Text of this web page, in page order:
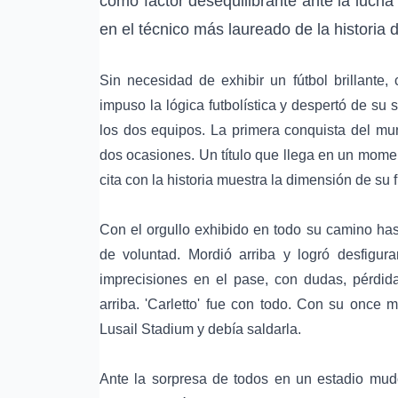
en el técnico más laureado de la historia
Sin necesidad de exhibir un fútbol
impuso la lógica futbolística y despertó de su
los dos equipos. La primera conquista del
dos ocasiones. Un título que llega en un
cita con la historia muestra la dimensión de su
Con el orgullo exhibido en todo su camino
de voluntad. Mordió arriba y logró
imprecisiones en el pase, con dudas,
arriba. 'Carletto' fue con todo. Con su once
Lusail Stadium y debía saldarla.
Ante la sorpresa de todos en un estadio